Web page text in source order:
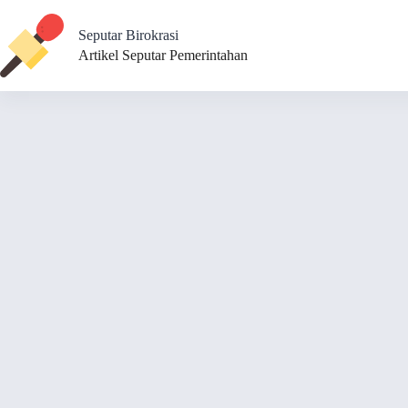
content
Seputar Birokrasi
Artikel Seputar Pemerintahan